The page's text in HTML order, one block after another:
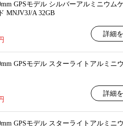
GPSモデル シルバーアルミニウム
MNJV3J/A 32GB
詳細
GPSモデル スターライトアルミニ
詳細
GPSモデル スターライトアルミニ